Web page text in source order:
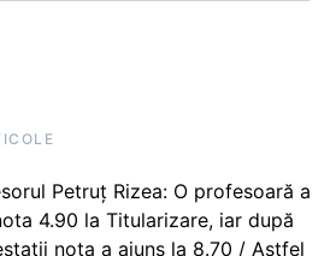
Petruț Rizea: O profesoară a
4.90 la Titularizare, iar după
nota a ajuns la 8.70 / Astfel